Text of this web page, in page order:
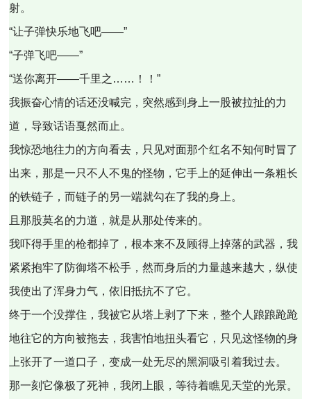
射。
“让子弹快乐地飞吧——”
“子弹飞吧——”
“送你离开——千里之……！！”
我振奋心情的话还没喊完，突然感到身上一股被拉扯的力
道，导致话语戛然而止。
我惊恐地往力的方向看去，只见对面那个红名不知何时冒了
出来，那是一只不人不鬼的怪物，它手上的延伸出一条粗长
的铁链子，而链子的另一端就勾在了我的身上。
且那股莫名的力道，就是从那处传来的。
我吓得手里的枪都掉了，根本来不及顾得上掉落的武器，我
紧紧抱牢了防御塔不松手，然而身后的力量越来越大，纵使
我使出了浑身力气，依旧抵抗不了它。
终于一个没撑住，我被它从塔上剥了下来，整个人踉踉跄跄
地往它的方向被拖去，我害怕地扭头看它，只见这怪物的身
上张开了一道口子，变成一处无尽的黑洞吸引着我过去。
那一刻它像极了死神，我闭上眼，等待着瞧见天堂的光景。